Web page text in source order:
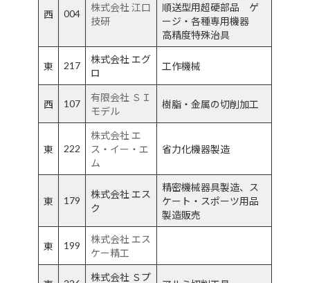
西 004
株式会社 江口
技研
順送型用超硬部品 ゲ
ージ・各種専用機器
高精度特殊治具
東 217
株式会社 エグ
ロ
工作機械
西 107
有限会社 ＳＩ
モデル
樹脂・金属の切削加工
東 222
株式会社 エ
ス・イー・エ
ム
省力化機器製造
東 179
株式会社 エス
ク
精密機械器具製造、ス
ケート・スポーツ用品
製造販売
東 199
株式会社 エス
ケー精工
株式会社 Ｓプ